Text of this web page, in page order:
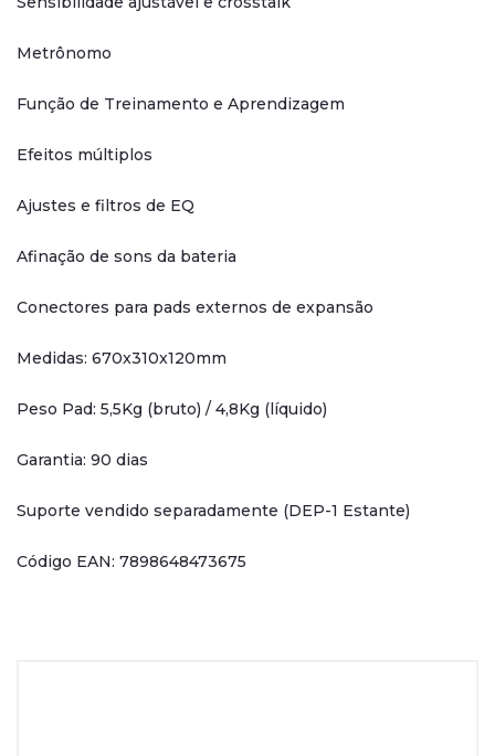
Metrônomo
Função de Treinamento e Aprendizagem
Efeitos múltiplos
Ajustes e filtros de EQ
Afinação de sons da bateria
Conectores para pads externos de expansão
Medidas: 670x310x120mm
Peso Pad: 5,5Kg (bruto) / 4,8Kg (líquido)
Garantia: 90 dias
Suporte vendido separadamente (DEP-1 Estante)
Código EAN: 7898648473675